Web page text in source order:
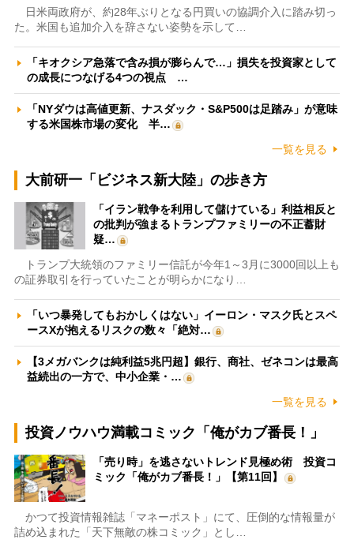
日米両政府が、約28年ぶりとなる円買いの協調介入に踏み切っ
た。米国も追加介入を辞さない姿勢を示して…
「キオクシア急落で含み損が膨らんで…」損失を投資家として
の成長につなげる4つの視点 …
「NYダウは高値更新、ナスダック・S&P500は足踏み」が意味
する米国株市場の変化 半…
一覧を見る
大前研一「ビジネス新大陸」の歩き方
「イラン戦争を利用して儲けている」利益相反と
の批判が強まるトランプファミリーの不正蓄財
疑…
トランプ大統領のファミリー信託が今年1～3月に3000回以上も
の証券取引を行っていたことが明らかになり…
「いつ暴発してもおかしくはない」イーロン・マスク氏とスペ
ースXが抱えるリスクの数々「絶対…
【3メガバンクは純利益5兆円超】銀行、商社、ゼネコンは最高
益続出の一方で、中小企業・…
一覧を見る
投資ノウハウ満載コミック「俺がカブ番長！」
「売り時」を逃さないトレンド見極め術 投資コ
ミック「俺がカブ番長！」【第11回】
かつて投資情報雑誌「マネーポスト」にて、圧倒的な情報量が
詰め込まれた「天下無敵の株コミック」とし…